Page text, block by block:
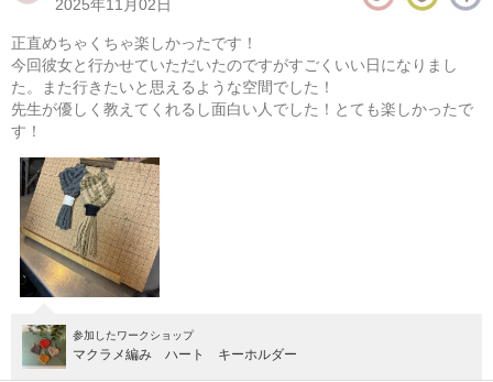
2025年11月02日
正直めちゃくちゃ楽しかったです！
今回彼女と行かせていただいたのですがすごくいい日になりまし
た。また行きたいと思えるような空間でした！
先生が優しく教えてくれるし面白い人でした！とても楽しかったで
す！
参加したワークショップ
マクラメ編み ハート キーホルダー